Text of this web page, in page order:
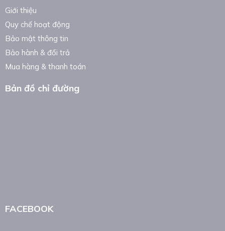
Giới thiệu
Quy chế hoạt động
Bảo mật thông tin
Bảo hành & đổi trả
Mua hàng & thanh toán
Bản đồ chỉ đường
FACEBOOK